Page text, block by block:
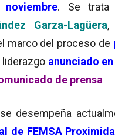
. Se trata
Garza-Lagüera,
marco del proceso de
liderazgo anunciado
de prensa
se desempeña
de FEMSA